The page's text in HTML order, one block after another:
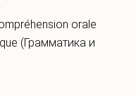
orale
(Грамматика и